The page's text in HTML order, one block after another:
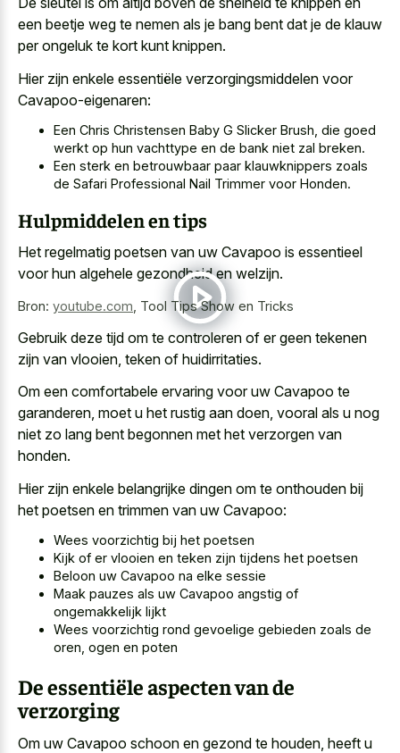
een beetje weg te nemen als je bang bent dat je de klauw
per ongeluk te kort kunt knippen.
Hier zijn enkele essentiële verzorgingsmiddelen voor
Cavapoo-eigenaren:
Een Chris Christensen Baby G Slicker Brush, die goed
werkt op hun vachttype en de bank niet zal breken.
Een sterk en betrouwbaar paar klauwknippers zoals
de Safari Professional Nail Trimmer voor Honden.
Hulpmiddelen en tips
Het regelmatig poetsen van uw Cavapoo is essentieel
voor hun algehele gezondheid en welzijn.
Bron: youtube.com, Tool Tips Show en Tricks
Gebruik deze tijd om te controleren of er geen tekenen
zijn van vlooien, teken of huidirritaties.
Om een comfortabele ervaring voor uw Cavapoo te
garanderen, moet u het rustig aan doen, vooral als u nog
niet zo lang bent begonnen met het verzorgen van
honden.
Hier zijn enkele belangrijke dingen om te onthouden bij
het poetsen en trimmen van uw Cavapoo:
Wees voorzichtig bij het poetsen
Kijk of er vlooien en teken zijn tijdens het poetsen
Beloon uw Cavapoo na elke sessie
Maak pauzes als uw Cavapoo angstig of
ongemakkelijk lijkt
Wees voorzichtig rond gevoelige gebieden zoals de
oren, ogen en poten
De essentiële aspecten van de
verzorging
Om uw Cavapoo schoon en gezond te houden, heeft u